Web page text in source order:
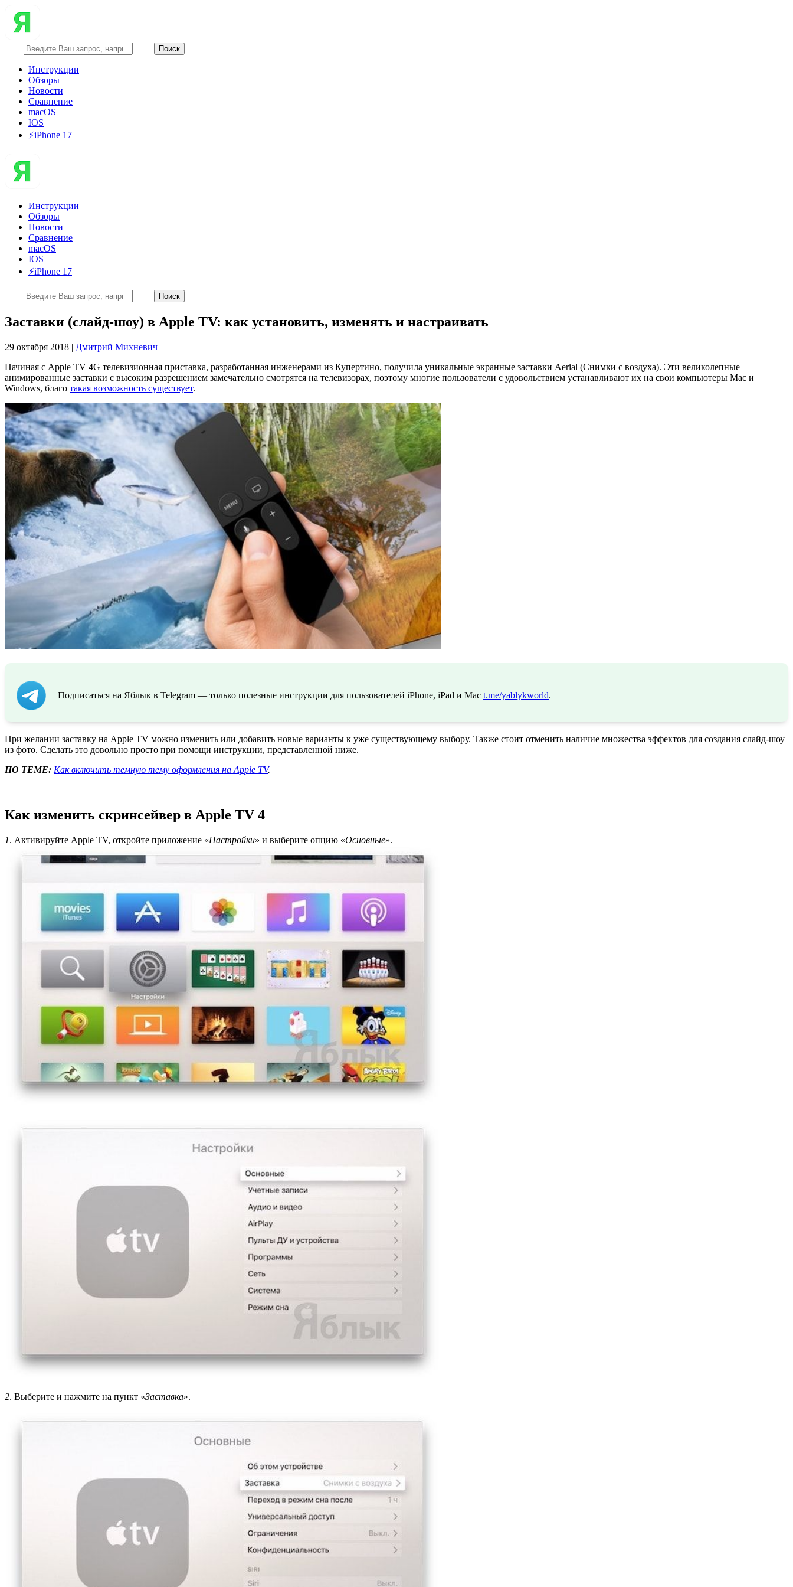
Инструкции
Обзоры
Новости
Сравнение
macOS
IOS
⚡️iPhone 17
Инструкции
Обзоры
Новости
Сравнение
macOS
IOS
⚡️iPhone 17
Заставки (слайд-шоу) в Apple TV: как установить, изменять и настраивать
29 октября 2018 | Дмитрий Михневич
Начиная с Apple TV 4G телевизионная приставка, разработанная инженерами из Купертино, получила уникальные экранные заставки Aerial (Снимки с воздуха). Эти великолепные
анимированные заставки с высоким разрешением замечательно смотрятся на телевизорах, поэтому многие пользователи с удовольствием устанавливают их на свои компьютеры Mac и
Windows, благо такая возможность существует.
Подписаться на Яблык в Telegram — только полезные инструкции для пользователей iPhone, iPad и Mac t.me/yablykworld.
При желании заставку на Apple TV можно изменить или добавить новые варианты к уже существующему выбору. Также стоит отменить наличие множества эффектов для создания слайд-шоу
из фото. Сделать это довольно просто при помощи инструкции, представленной ниже.
ПО ТЕМЕ: Как включить темную тему оформления на Apple TV.
Как изменить скринсейвер в Apple TV 4
1. Активируйте Apple TV, откройте приложение «Настройки» и выберите опцию «Основные».
2. Выберите и нажмите на пункт «Заставка».